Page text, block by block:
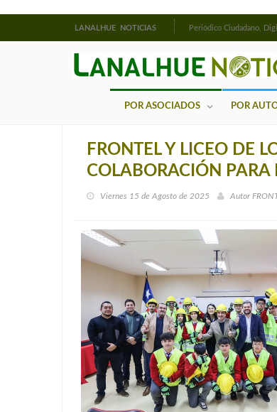
LANALHUE NOTICIAS Periódico Ciudadano,
POR ASOCIADOS POR
FRONTEL Y LICEO DE
COLABORACIÓN PARA
Viernes 15 de Agosto de 2025 Autor